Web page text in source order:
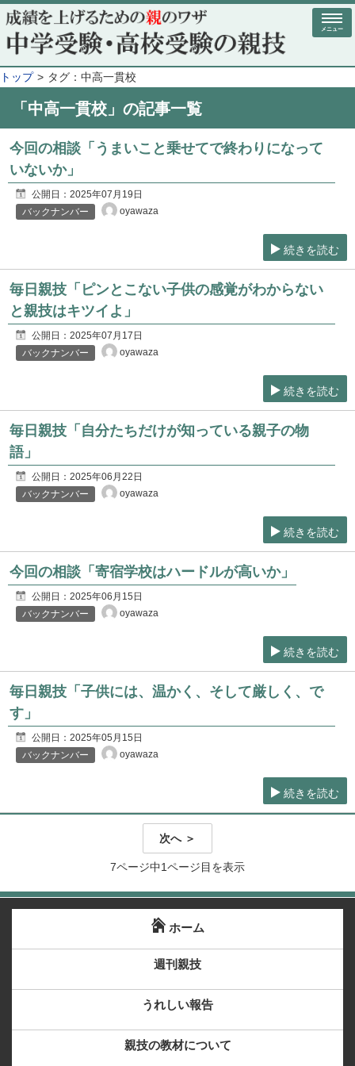
メニュー
トップ タグ：中高一貫校
「中高一貫校」の記事一覧
今回の相談「うまいこと乗せてで終わりになって
いないか」
公開日： 2025年07月19日
バックナンバー
oyawaza
続きを読む
毎日親技「ピンとこない子供の感覚がわからない
と親技はキツイよ」
公開日： 2025年07月17日
バックナンバー
oyawaza
続きを読む
毎日親技「自分たちだけが知っている親子の物
語」
公開日： 2025年06月22日
バックナンバー
oyawaza
続きを読む
今回の相談「寄宿学校はハードルが高いか」
公開日： 2025年06月15日
バックナンバー
oyawaza
続きを読む
毎日親技「子供には、温かく、そして厳しく、で
す」
公開日： 2025年05月15日
バックナンバー
oyawaza
続きを読む
次へ ＞
7ページ中1ページ目を表示
ホーム
週刊親技
うれしい報告
親技の教材について